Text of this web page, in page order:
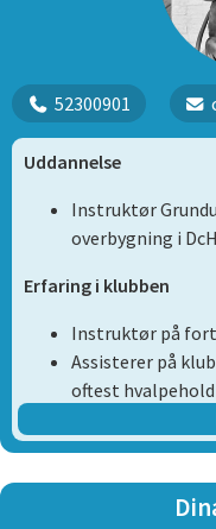
Karma
52300901
Uddannelse
Instruktør
overbygning i
Erfaring i klubben
Instruktør på
Assisterer på
oftest
Trænet hund
Stiller pt op i B
Næstformand i